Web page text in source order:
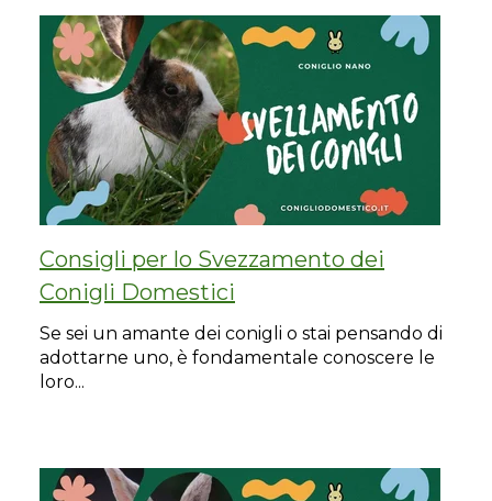
Consigli per lo Svezzamento dei
Conigli Domestici
Se sei un amante dei conigli o stai pensando di
adottarne uno, è fondamentale conoscere le
loro...